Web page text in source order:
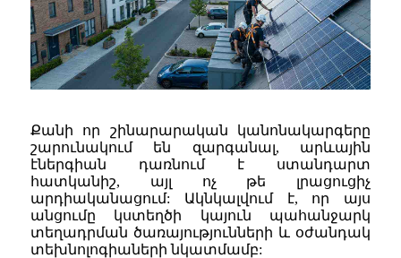
Քանի որ շինարարական կանոնակարգերը
շարունակում են զարգանալ, արևային
էներգիան դառնում է ստանդարտ
հատկանիշ, այլ ոչ թե լրացուցիչ
արդիականացում: Ակնկալվում է, որ այս
անցումը կստեղծի կայուն պահանջարկ
տեղադրման ծառայությունների և օժանդակ
տեխնոլոգիաների նկատմամբ: